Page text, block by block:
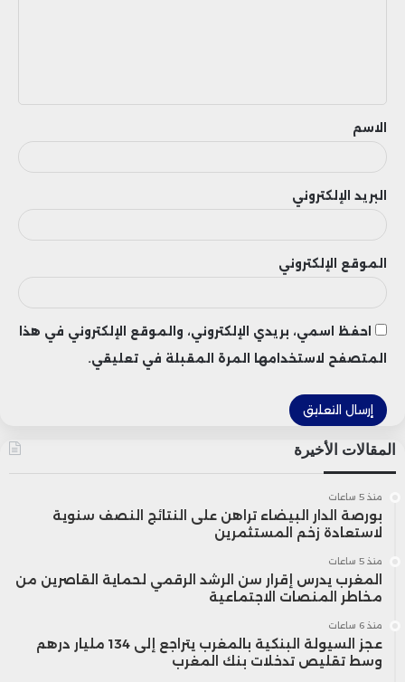
ق
الاسم
البريد الإلكتروني
الموقع الإلكتروني
احفظ اسمي، بريدي الإلكتروني، والموقع الإلكتروني في هذا
المتصفح لاستخدامها المرة المقبلة في تعليقي.
المقالات الأخيرة
منذ 5 ساعات
بورصة الدار البيضاء تراهن على النتائج النصف سنوية
لاستعادة زخم المستثمرين
منذ 5 ساعات
المغرب يدرس إقرار سن الرشد الرقمي لحماية القاصرين من
مخاطر المنصات الاجتماعية
منذ 6 ساعات
عجز السيولة البنكية بالمغرب يتراجع إلى 134 مليار درهم
وسط تقليص تدخلات بنك المغرب